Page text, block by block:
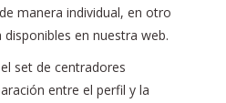
manera individual, en otro
en nuestra web.
set de centradores
entre el perfil y la